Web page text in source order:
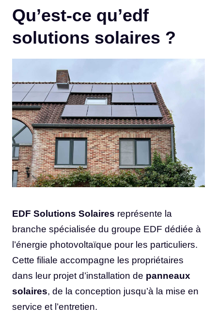
Qu’est-ce qu’edf
solutions solaires ?
EDF Solutions Solaires représente la
branche spécialisée du groupe EDF dédiée à
l’énergie photovoltaïque pour les particuliers.
Cette filiale accompagne les propriétaires
dans leur projet d’installation de panneaux
solaires, de la conception jusqu’à la mise en
service et l’entretien.